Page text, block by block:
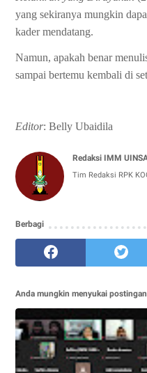
yang sekiranya mungkin
kader mendatang.
Namun, apakah benar
sampai bertemu kembali di
Editor: Belly Ubaidila
Redaksi IMM
Tim Redaksi RPK
Berbagi
Anda mungkin menyukai